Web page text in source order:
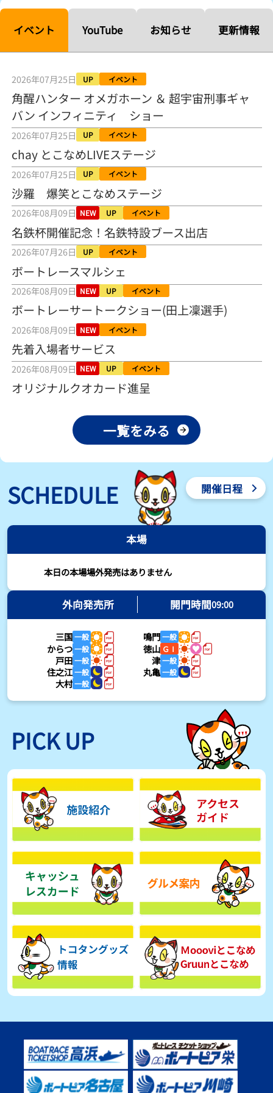
【ルーキーシリーズ第15戦】塚越海斗「伸びを生かす方向で」4カド
2026年08月04日
「このままＡ１になれるように」
2026年08月04日
長岡花火大会の話も！ 松本日向の、グッド！グッド！ひなたグッ
ド！／常滑ボート
2026年08月04日
【ボートレース】「しょっぱいですね」初優勝の宮崎心之介が水神
祭で満面の笑み／常滑 - 日刊スポーツ
2026年08月04日
【ボート】とこなめルーキーＳ 宮崎心之介がデビューから１年９カ
月で初優勝
2026年08月04日
【ボートレース】12R優勝戦のスタート特訓実施 初Ｖ目指す宮崎心
之介の仕上がり上々／常滑 - 日刊スポーツ
2026年08月04日
【とこなめボート ルーキーシリーズ第15戦】荒木颯斗 当地フレッシ
ュルーキーが初Vで恩返しを
2026年08月03日
【とこなめボート】ういちの「好配招き猫」ルーキーシリーズ第15
戦～自分の収支状況も想定してこそ〝本物の予想〟！／ボートレー
ス
【ボートレース】荒木颯斗が地元唯一の優出！３号艇でデビュー初
Ｖ狙う「自分の好きな感じになっている」～とこなめルーキーＳ
【ボートレース】訓練中の大けが乗り越えデビューした宮崎心之介
が初Ｖ王手「１枠なら負けないと思います」～とこなめルーキーＳ
2026年08月03日
【常滑ボート・ルーキーＳ】津田陸翔はリング交換で気配一変「初
準優12Rはすごかった
2026年08月03日
【ボートレース】荒木颯斗が地元勢でただ１人優出果たす「地元で
初優勝したい」／常滑 - 日刊スポーツ
2026年08月03日
【ボートレース】４枠で優出の塚越海斗が強気節「攻めていくレー
スをします」／常滑 - 日刊スポーツ
【ボートレース】広瀬凜が接戦制して２着で優出「出足、回り足は
かなりいい状態」／常滑 - 日刊スポーツ
【とこなめボート】塚越海斗が優勝戦で脅威の伸びを披露する「合
ったときの伸びは自分が一番」
2026年08月03日
【とこなめボート】広瀬凜は準優で見つかった課題の克服へ「結果
的に１着を取れればいい」
2026年08月03日
【とこなめボート】西丸敦基が未勝利では終われない「最終日頑張
る」
2026年08月03日
イベント YouTube お知らせ 更新情報
2026年07月25日 UP イベント
角醒ハンター オメガホーン ＆ 超宇宙刑事ギャ
バン インフィニティ ショー
2026年07月25日 UP イベント
chay とこなめLIVEステージ
2026年07月25日 UP イベント
沙羅 爆笑とこなめステージ
2026年08月09日 NEW UP イベント
名鉄杯開催記念！名鉄特設ブース出店
2026年07月26日 UP イベント
ボートレースマルシェ
2026年08月09日 NEW UP イベント
ボートレーサートークショー(田上凜選手)
2026年08月09日 NEW イベント
先着入場者サービス
2026年08月09日 NEW UP イベント
オリジナルクオカード進呈
一覧をみる
SCHEDULE 開催日程
本場
本日の本場場外発売はありません
外向発売所 開門時間09:00
三国一般 鳴門一般
からつ一般 徳山 ＧⅠ
戸田一般 津一般
住之江一般 丸亀一般
大村一般
PICK UP